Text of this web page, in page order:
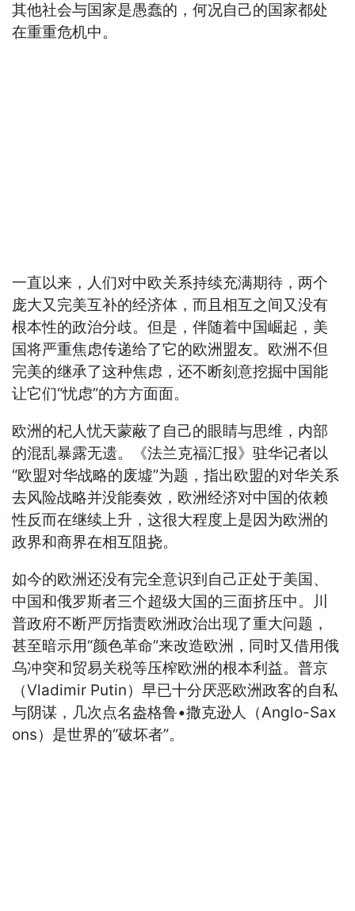
其他社会与国家是愚蠢的，何况自己的国家都处
在重重危机中。
一直以来，人们对中欧关系持续充满期待，两个
庞大又完美互补的经济体，而且相互之间又没有
根本性的政治分歧。但是，伴随着中国崛起，美
国将严重焦虑传递给了它的欧洲盟友。欧洲不但
完美的继承了这种焦虑，还不断刻意挖掘中国能
让它们“忧虑”的方方面面。
欧洲的杞人忧天蒙蔽了自己的眼睛与思维，内部
的混乱暴露无遗。《法兰克福汇报》驻华记者以
“欧盟对华战略的废墟”为题，指出欧盟的对华关系
去风险战略并没能奏效，欧洲经济对中国的依赖
性反而在继续上升，这很大程度上是因为欧洲的
政界和商界在相互阻挠。
如今的欧洲还没有完全意识到自己正处于美国、
中国和俄罗斯者三个超级大国的三面挤压中。川
普政府不断严厉指责欧洲政治出现了重大问题，
甚至暗示用“颜色革命”来改造欧洲，同时又借用俄
乌冲突和贸易关税等压榨欧洲的根本利益。普京
（Vladimir Putin）早已十分厌恶欧洲政客的自私
与阴谋，几次点名盎格鲁•撒克逊人（Anglo-Sax
ons）是世界的“破坏者”。